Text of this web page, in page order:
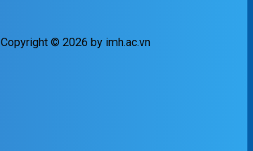
Copyright © 2026 by imh.ac.vn